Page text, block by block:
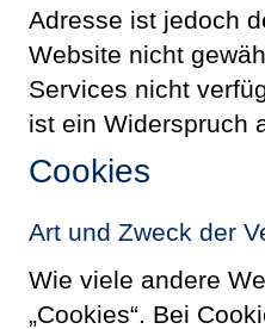
Adresse ist jedoch
Website nicht
Services nicht
ist ein Widerspruch
Cookies
Art und Zweck der
Wie viele andere
„Cookies“. Bei